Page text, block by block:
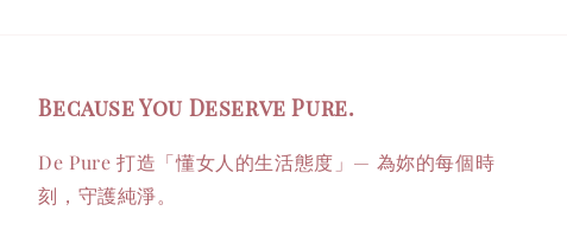
Because You Deserve Pure.
De Pure 打造「懂女人的生活態度」— 為妳的每個時
刻，守護純淨。